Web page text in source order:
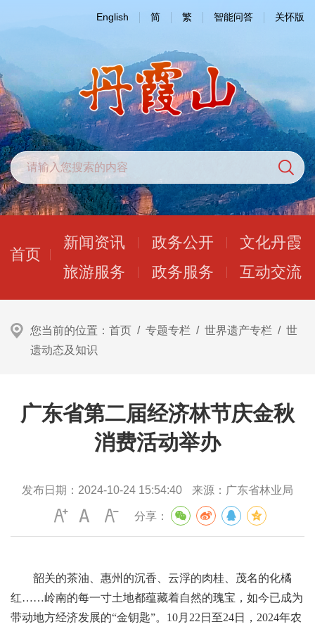
English 简 繁 智能问答 关怀版
首页
新闻资讯 政务公开
文化丹霞
旅游服务
政务服务 互动交流
您当前的位置： 首页 / 专题专栏 / 世界遗产专栏 / 世
遗动态及知识
广东省第二届经济林节庆金秋
消费活动举办
发布日期： 2024-10-24 15:54:40 来源： 广东省林业局
分享：
韶关的茶油、惠州的沉香、云浮的肉桂、茂名的化橘
红……岭南的每一寸土地都蕴藏着自然的瑰宝，如今已成为
带动地方经济发展的“金钥匙”。10月22日至24日，2024年农